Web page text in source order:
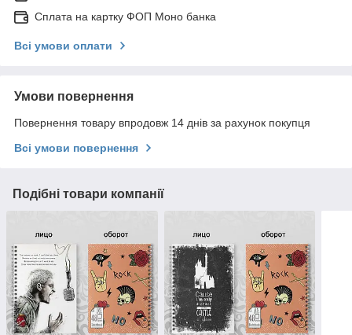
Сплата на картку ФОП Моно банка
Всі умови оплати
Умови повернення
Повернення товару впродовж 14 днів за рахунок покупця
Всі умови повернення
Подібні товари компанії